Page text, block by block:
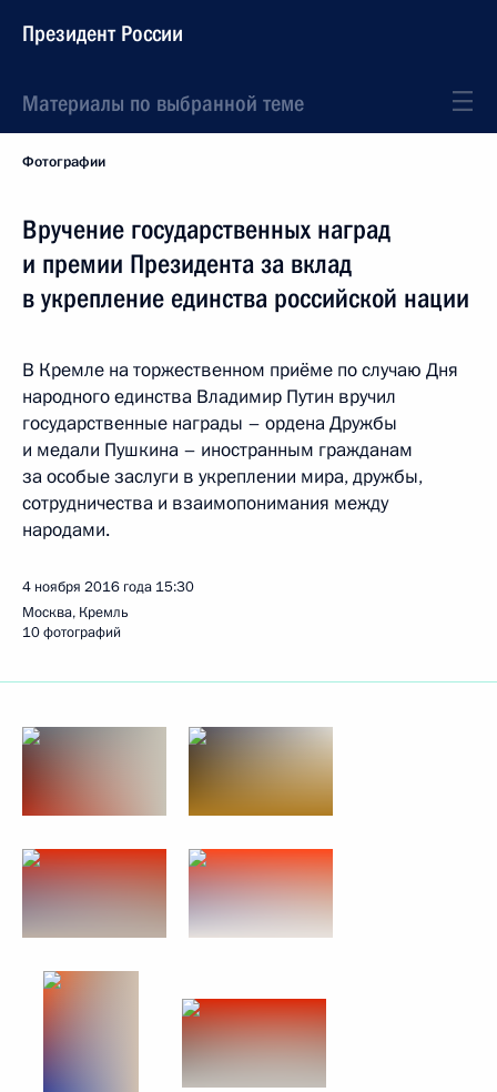
Президент России
Материалы по выбранной теме
Фотографии
Вручение государственных наград
и премии Президента за вклад
в укрепление единства российской нации
В Кремле на торжественном приёме по случаю Дня
народного единства Владимир Путин вручил
государственные награды – ордена Дружбы
и медали Пушкина – иностранным гражданам
за особые заслуги в укреплении мира, дружбы,
сотрудничества и взаимопонимания между
народами.
4 ноября 2016 года 15:30
Москва, Кремль
10 фотографий